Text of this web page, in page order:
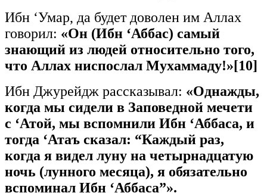
Ибн ‘Умар, да будет доволен им Аллах
говорил: «Он (Ибн ‘Аббас) самый
знающий из людей относительно того,
что Аллах ниспослал Мухаммаду!»[10]
Ибн Джурейдж рассказывал: «Однажды,
когда мы сидели в Заповедной мечети
с ‘Атой, мы вспомнили Ибн ‘Аббаса, и
тогда ‘Атаъ сказал: “Каждый раз,
когда я видел луну на четырнадцатую
ночь (лунного месяца), я обязательно
вспоминал Ибн ‘Аббаса”».